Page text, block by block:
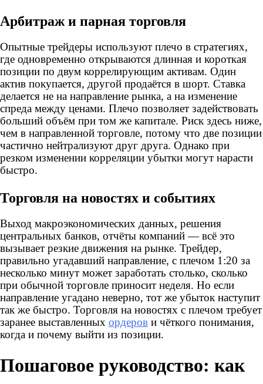
Арбитраж и парная торговля
Опытные трейдеры используют плечо в стратегиях,
где одновременно открываются длинная и короткая
позиции по двум коррелирующим активам. Один
актив покупается, другой продаётся в шорт. Ставка
делается не на направление рынка, а на изменение
спреда между ценами. Плечо позволяет задействовать
больший объём при том же капитале. Риск здесь ниже,
чем в направленной торговле, потому что две позиции
частично нейтрализуют друг друга. Однако при
резком изменении корреляции убытки могут нарасти
быстро.
Торговля на новостях и событиях
Выход макроэкономических данных, решения
центральных банков, отчёты компаний — всё это
вызывает резкие движения на рынке. Трейдер,
правильно угадавший направление, с плечом 1:20 за
несколько минут может заработать столько, сколько
при обычной торговле приносит неделя. Но если
направление угадано неверно, тот же убыток наступит
так же быстро. Торговля на новостях с плечом требует
заранее выставленных ордеров и чёткого понимания,
когда и почему выйти из позиции.
Пошаговое руководство: как